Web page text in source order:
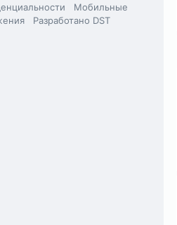
Мобильные
Разработано DST